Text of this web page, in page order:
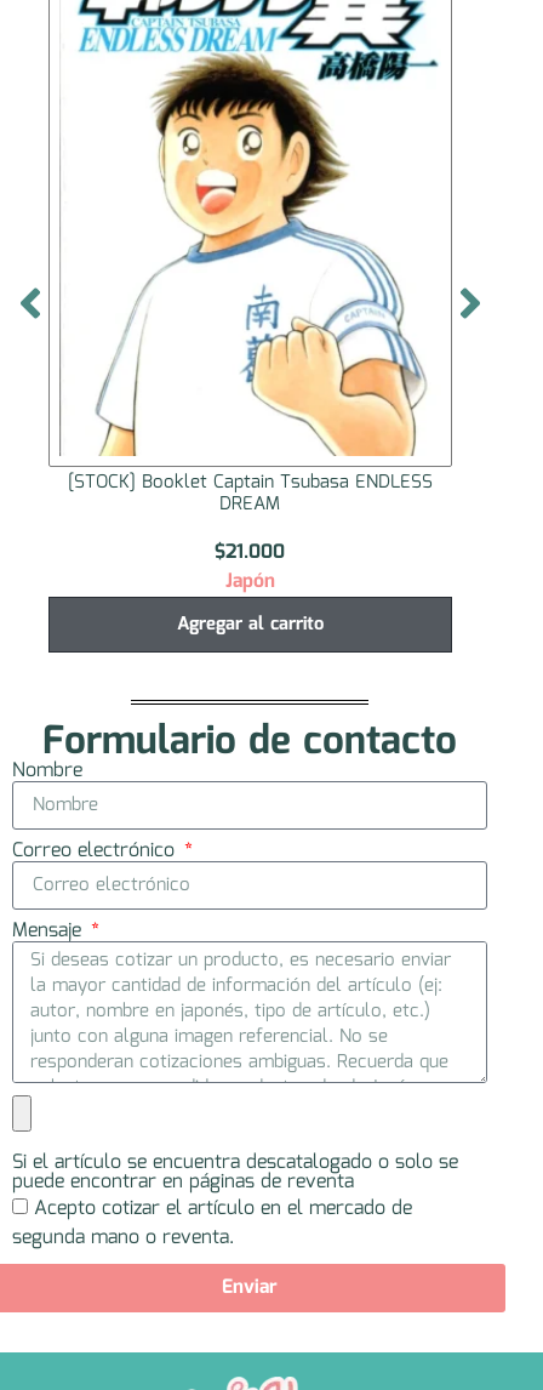
[STOCK] Booklet Captain Tsubasa ENDLESS
DREAM
$21.000
Japón
Agregar al carrito
Formulario de contacto
Nombre
Correo electrónico
Mensaje
Si el artículo se encuentra descatalogado o solo se
puede encontrar en páginas de reventa
Acepto cotizar el artículo en el mercado de
segunda mano o reventa.
Enviar